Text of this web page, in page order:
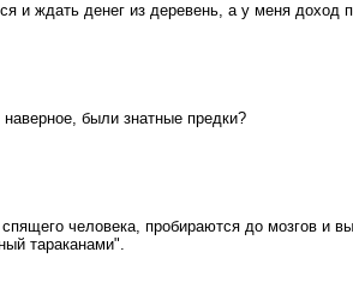
и ждать денег из деревень, а у меня доход
были знатные предки?
человека, пробираются до мозгов и
тараканами".